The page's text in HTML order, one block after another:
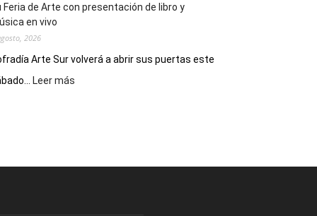
Feria de Arte con presentación de libro y
en vivo
2026
Arte Sur volverá a abrir sus puertas este
Leer más
nueva